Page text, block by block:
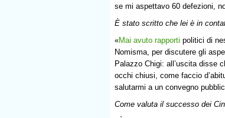
se mi aspettavo 60 defezioni,
È stato scritto che lei è in
«Mai avuto rapporti politici di
Nomisma, per discutere gli
Palazzo Chigi: all’uscita disse
occhi chiusi, come faccio
salutarmi a un convegno
Come valuta il successo dei